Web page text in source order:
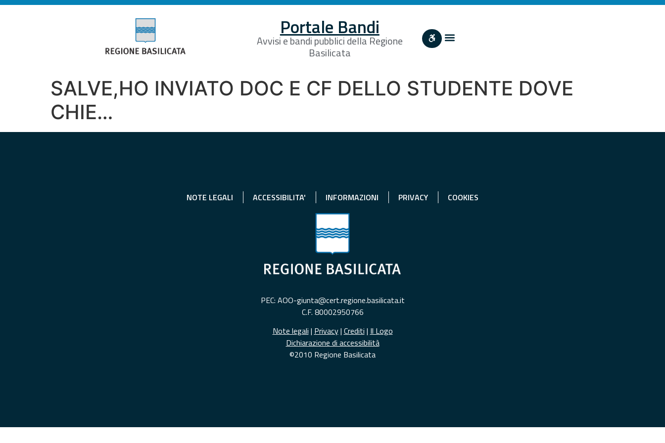
Portale Bandi
Avvisi e bandi pubblici della Regione
Basilicata
SALVE,HO INVIATO DOC E CF DELLO STUDENTE DOVE
CHIE…
NOTE LEGALI ACCESSIBILITA' INFORMAZIONI PRIVACY COOKIES
PEC: AOO-giunta@cert.regione.basilicata.it
C.F. 80002950766
Note legali | Privacy| Crediti | Il Logo
Dichiarazione di accessibilità
©2010 Regione Basilicata